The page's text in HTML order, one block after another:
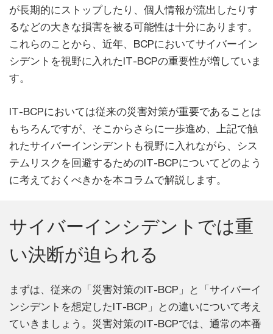
が長期的にストップしたり、個人情報が流出したりす
るなどの大きな損害を被る可能性は十分にあります。
これらのことから、近年、BCPにおいてサイバーイン
シデントを視野に入れたIT-BCPの重要性が増していま
す。
IT-BCPにおいては従来の災害対策が重要であることは
もちろんですが、そこからさらに一歩進め、上記で触
れたサイバーインシデントも視野に入れながら、シス
テムリスクを回避するためのIT-BCPについてどのよう
に考えておくべきかを本コラムで解説します。
サイバーインシデントでは重
い決断が迫られる
まずは、従来の「災害対策のIT-BCP」と「サイバーイ
ンシデントを想定したIT-BCP」との違いについて考え
ていきましょう。災害対策のIT-BCPでは、通常の本番